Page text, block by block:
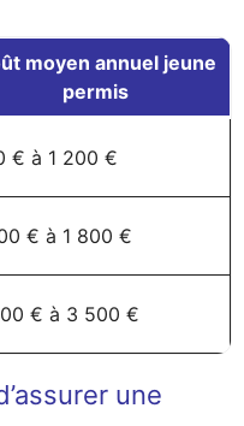
moyen annuel jeune
permis
€ à 1 200 €
€ à 1 800 €
€ à 3 500 €
une